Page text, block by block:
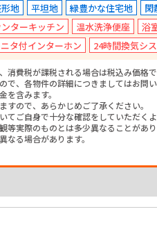
地 平坦地 緑豊かな住宅地 閑
ターキッチン 温水洗浄便座 浴
タ付インターホン 24時間換気シ
費税が課税される場合は税込み価格
で、各物件の詳細につきましてはお問い
含みます。
ので、あらかじめご了承ください。
ご自身で十分な確認をしていただくよ
実際のものとは多少異なることがあり
る場合があります。